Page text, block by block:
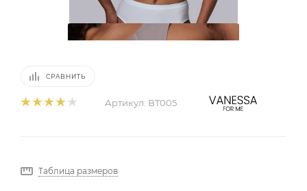
СРАВНИТЬ
Артикул: BT005
Таблица размеров